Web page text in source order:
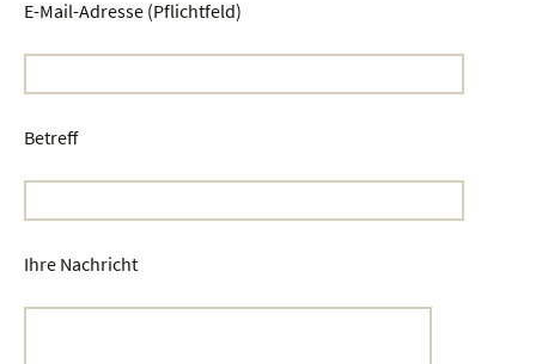
E-Mail-Adresse (Pflichtfeld)
Betreff
Ihre Nachricht